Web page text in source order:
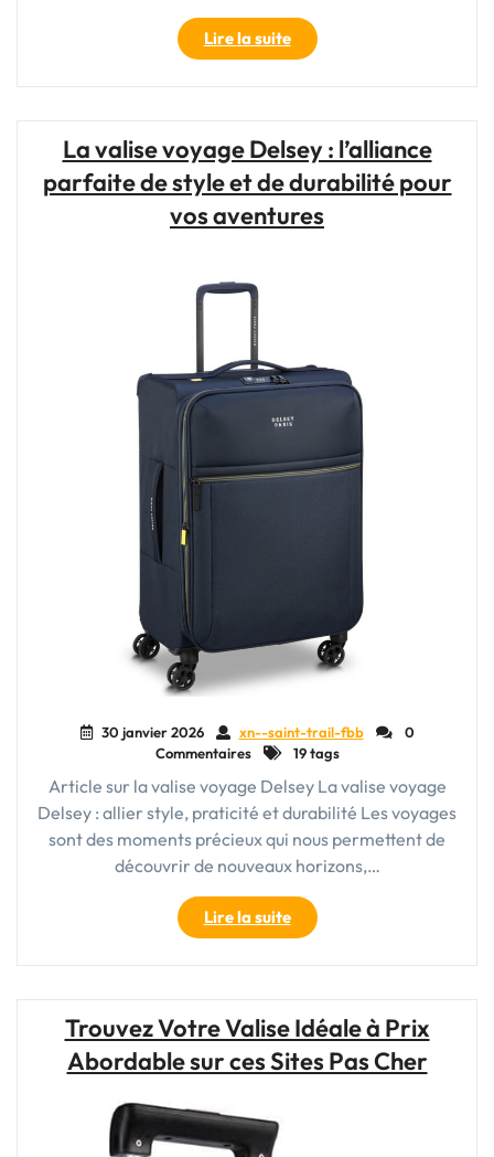
Lire la suite"Le
Sac
de
:
L’Accessoire
Indispensable
pour
La valise voyage Delsey : l’alliance
parfaite de style et de durabilité pour
vos aventures
30 janvier 2026 xn--saint-trail-fbb
0
Commentaires
19 tags
Article sur la valise voyage Delsey La valise voyage
Delsey : allier style, praticité et durabilité Les voyages
sont des moments précieux qui nous permettent de
découvrir de nouveaux horizons,…
Lire la suite"La
valise
voyage
l’alliance
parfaite
Trouvez Votre Valise Idéale à Prix
Abordable sur ces Sites Pas Cher